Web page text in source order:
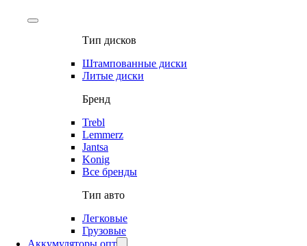
Тип дисков
Штампованные диски
Литые диски
Бренд
Trebl
Lemmerz
Jantsa
Konig
Все бренды
Тип авто
Легковые
Грузовые
Аккумуляторы опт